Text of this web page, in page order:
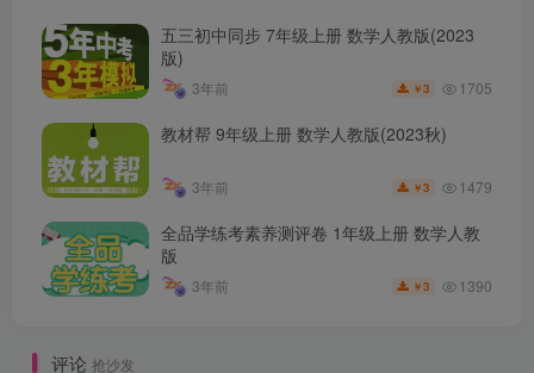
五三初中同步 7年级上册 数学人教版(2023
版)
3年前 ￥3 1705
教材帮 9年级上册 数学人教版(2023秋)
3年前 ￥3 1479
全品学练考素养测评卷 1年级上册 数学人教
版
3年前 ￥3 1390
评论 抢沙发